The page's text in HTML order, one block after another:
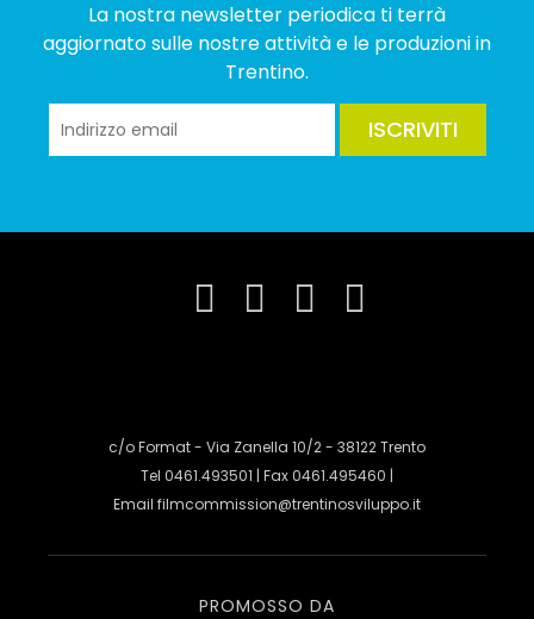
La nostra newsletter periodica ti terrà
aggiornato sulle nostre attività e le produzioni in
Trentino.
ISCRIVITI
c/o Format - Via Zanella 10/2 - 38122 Trento
Tel 0461.493501 | Fax 0461.495460 |
Email filmcommission@trentinosviluppo.it
PROMOSSO DA